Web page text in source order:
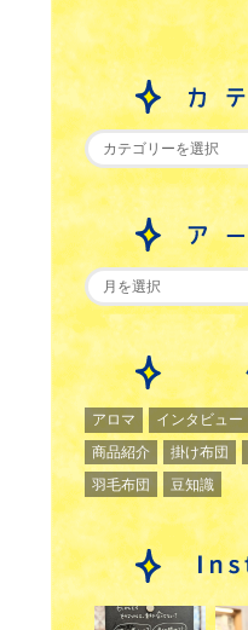
アロマ インタビュー
商品紹介
掛け布団
羽毛布団
豆知識